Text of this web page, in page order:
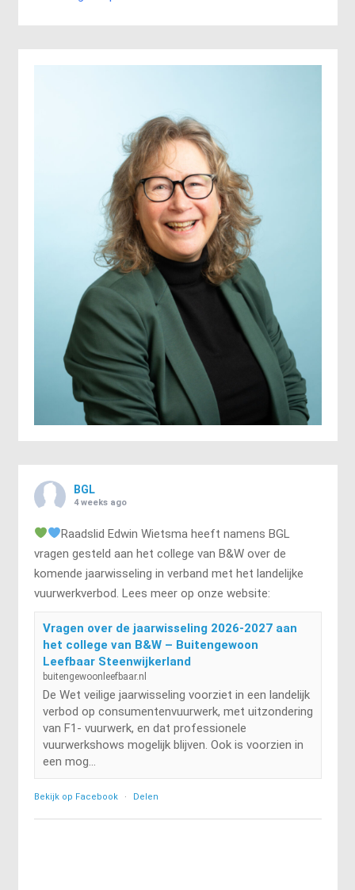
BGL
4 weeks ago
Raadslid Edwin Wietsma heeft namens BGL
vragen gesteld aan het college van B&W over de
komende jaarwisseling in verband met het landelijke
vuurwerkverbod. Lees meer op onze website:
Vragen over de jaarwisseling 2026-2027 aan
het college van B&W – Buitengewoon
Leefbaar Steenwijkerland
buitengewoonleefbaar.nl
De Wet veilige jaarwisseling voorziet in een landelijk
verbod op consumentenvuurwerk, met uitzondering
van F1- vuurwerk, en dat professionele
vuurwerkshows mogelijk blijven. Ook is voorzien in
een mog...
Bekijk op Facebook · Delen